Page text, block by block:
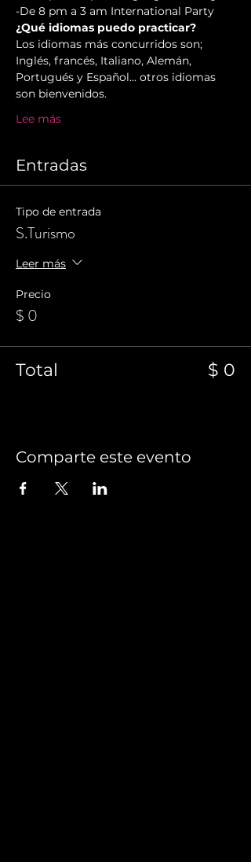
-De 8 pm a 3 am International Party
¿Qué idiomas puedo practicar?
Los idiomas más concurridos son;
Inglés, francés, Italiano, Alemán,
Portugués y Español... otros idiomas
son bienvenidos.
Lee más
Entradas
Tipo de entrada
S.Turismo
Leer más
Precio
$ 0
Total $ 0
Comparte este evento